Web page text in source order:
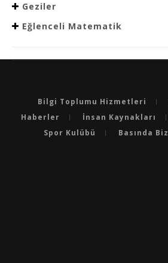
Geziler
Eğlenceli Matematik
Bilgi Toplumu Hizmetleri
Haberler
İnsan Kaynakları
Spor Kulübü
Basında Biz